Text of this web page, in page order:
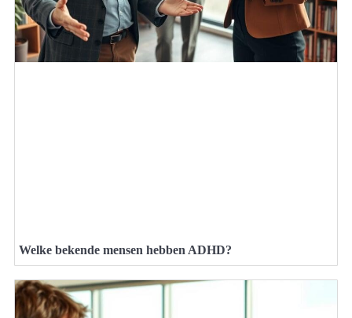
Welke bekende mensen hebben ADHD?